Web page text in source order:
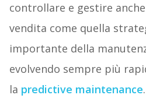
controllare e gestire
vendita come quella
importante della
evolvendo sempre più
la predictive maintenance